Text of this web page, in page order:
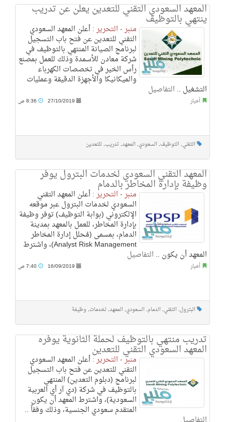
المعهد السعودي التقني للتعدين يعلن عن تدريب
ينتهي بالتوظيف
منبر - التحرير :أعلن المعهد السعودي
التقني للتعدين عن فتح باب التسجيل
لبرنامج الصيانة المنتهي بالتوظيف في
شركة معادن للأسمدة وذلك للعمل بمصنع
رأس الخير في تخصصات الكهرباء
والميكانيكا والأجهزة الدقيقة وعمليات
التشغيل .. التفاصيل
أخبار 27/10/2019
التقني, التوظيف, السعودي, المعهد, تدريب, للتعدين
المعهد التقني السعودي لخدمات البترول يوفر
وظيفة بإدارة المخاطر بالدمام
منبر - التحرير :أعلن المعهد التقني
السعودي لخدمات البترول عبر موقعه
الإلكتروني (بوابة التوظيف) توفر وظيفة
بإدارة المخاطر، للعمل بالمعهد بمدينة
الدمام، بمسمى (مُحلل إدارة المخاطر
Analyst Risk Management)، واشترط
المعهد أن يكون .. التفاصيل
أخبار 16/09/2019
البترول, التقني, الدمام, السعودي, المعهد, لخدمات, وظيفة
تدريب منتهي بالتوظيف لحملة الثانوية يوفره
المعهد السعودي التقني للتعدين
منبر - التحرير :أعلن المعهد السعودي
التقني للتعدين عن فتح باب التسجيل
لبرنامج (دبلوم التعدين) المنتهي
بالتوظيف في شركة (دي آر أي العربية
السعودية)، واشترط المعهد أن يكون
المتقدم سعودي الجنسية، وذلك وفقاً ..